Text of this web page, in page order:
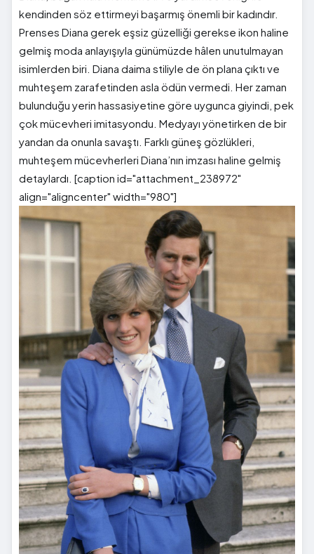
kendinden söz ettirmeyi başarmış önemli bir kadındır.
Prenses Diana gerek eşsiz güzelliği gerekse ikon haline
gelmiş moda anlayışıyla günümüzde hâlen unutulmayan
isimlerden biri. Diana daima stiliyle de ön plana çıktı ve
muhteşem zarafetinden asla ödün vermedi. Her zaman
bulunduğu yerin hassasiyetine göre uygunca giyindi, pek
çok mücevheri imitasyondu. Medyayı yönetirken de bir
yandan da onunla savaştı. Farklı güneş gözlükleri,
muhteşem mücevherleri Diana’nın imzası haline gelmiş
detaylardı. [caption id="attachment_238972"
align="aligncenter" width="980"]